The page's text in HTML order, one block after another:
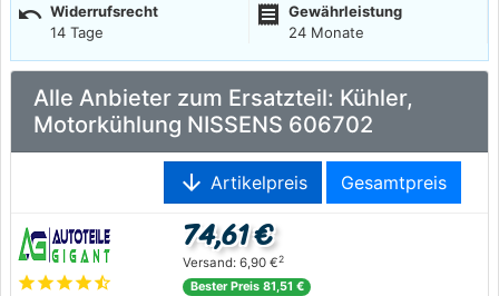
undo Widerrufsrecht
14 Tage
receipt
Gewährleistung
24 Monate
Alle Anbieter zum Ersatzteil: Kühler,
Motorkühlung NISSENS 606702
arrow_downward Artikelpreis Gesamtpreis
starstarstarstarstar_half
74,61 €
Versand: 6,90 €2
Bester Preis 81,51 €